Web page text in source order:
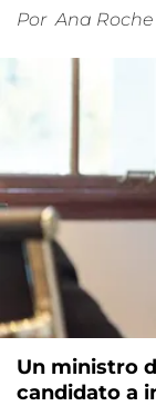
Por Ana Roche
Un ministro
candidato a